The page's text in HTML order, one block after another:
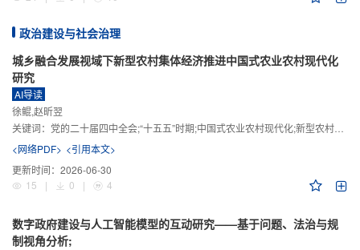
政治建设与社会治理
城乡融合发展视域下新型农村集体经济推进中国式农业农村现代化
研究
AI导读
徐鲲,赵昕翌
关键词： 党的二十届四中全会;“十五五”时期;中国式农业农村现代化;新型农村集体经济;城乡融合发展;新质生产力
<网络PDF> <引用本文>
更新时间： 2026-06-30
15
| 0 | 4
数字政府建设与人工智能模型的互动研究——基于问题、法治与规
制视角分析;